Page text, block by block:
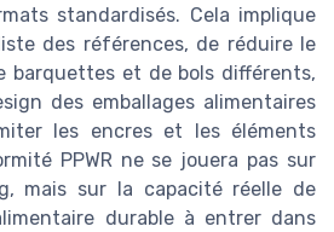
standardisés. Cela implique
des références, de réduire le
barquettes et de bols différents,
des emballages alimentaires
les encres et les éléments
PPWR ne se jouera pas sur
mais sur la capacité réelle de
durable à entrer dans